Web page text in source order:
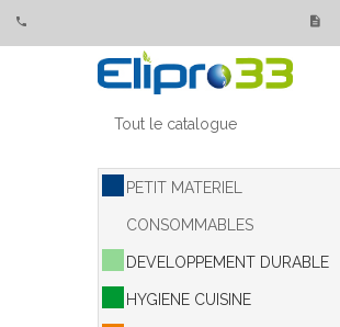
Tout le catalogue
PETIT MATERIEL
CONSOMMABLES
DEVELOPPEMENT DURABLE
HYGIENE CUISINE
Panneau de gestion des cookies